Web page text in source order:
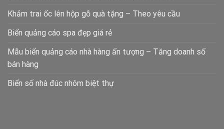
Khảm trai ốc lên hộp gỗ quà tặng – Theo yêu cầu
Biển quảng cáo spa đẹp giá rẻ
Mẫu biển quảng cáo nhà hàng ấn tượng – Tăng doanh số
bán hàng
Biển số nhà đúc nhôm biệt thự